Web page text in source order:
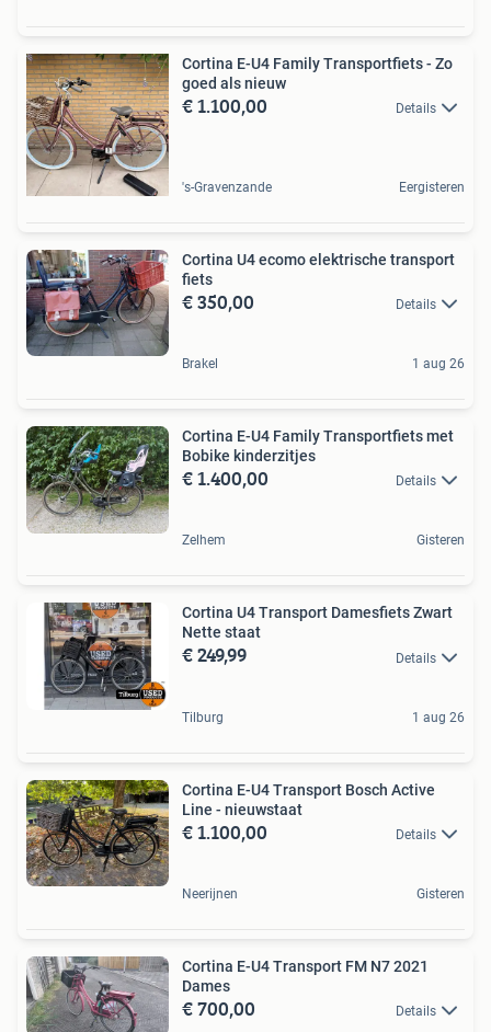
Cortina E-U4 Family Transportfiets - Zo
goed als nieuw
€ 1.100,00 Details
's-Gravenzande Eergisteren
Cortina U4 ecomo elektrische transport
fiets
€ 350,00 Details
Brakel 1 aug 26
Cortina E-U4 Family Transportfiets met
Bobike kinderzitjes
€ 1.400,00 Details
Zelhem Gisteren
Cortina U4 Transport Damesfiets Zwart
Nette staat
€ 249,99 Details
Tilburg 1 aug 26
Cortina E-U4 Transport Bosch Active
Line - nieuwstaat
€ 1.100,00 Details
Neerijnen Gisteren
Cortina E-U4 Transport FM N7 2021
Dames
€ 700,00 Details